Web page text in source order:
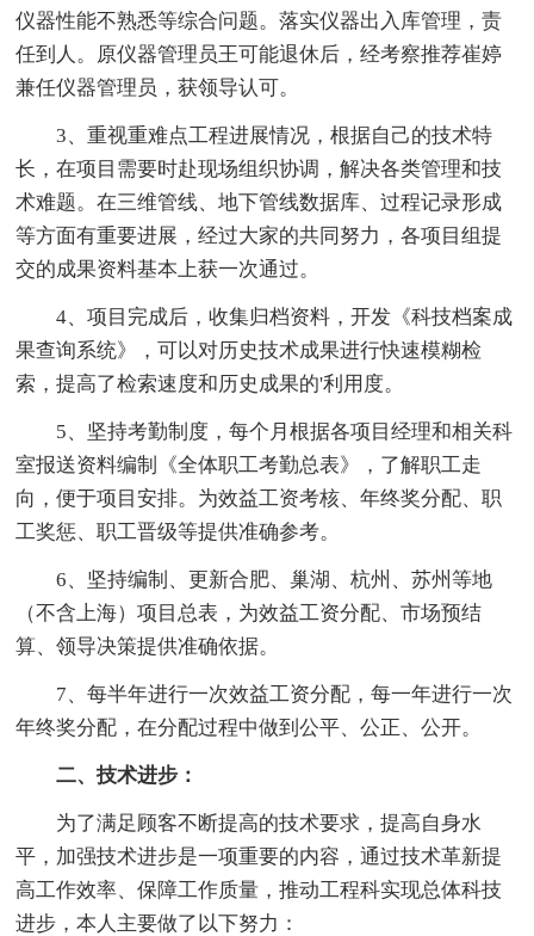
仪器性能不熟悉等综合问题。落实仪器出入库管理，责
任到人。原仪器管理员王可能退休后，经考察推荐崔婷
兼任仪器管理员，获领导认可。
3、重视重难点工程进展情况，根据自己的技术特
长，在项目需要时赴现场组织协调，解决各类管理和技
术难题。在三维管线、地下管线数据库、过程记录形成
等方面有重要进展，经过大家的共同努力，各项目组提
交的成果资料基本上获一次通过。
4、项目完成后，收集归档资料，开发《科技档案成
果查询系统》，可以对历史技术成果进行快速模糊检
索，提高了检索速度和历史成果的'利用度。
5、坚持考勤制度，每个月根据各项目经理和相关科
室报送资料编制《全体职工考勤总表》，了解职工走
向，便于项目安排。为效益工资考核、年终奖分配、职
工奖惩、职工晋级等提供准确参考。
6、坚持编制、更新合肥、巢湖、杭州、苏州等地
（不含上海）项目总表，为效益工资分配、市场预结
算、领导决策提供准确依据。
7、每半年进行一次效益工资分配，每一年进行一次
年终奖分配，在分配过程中做到公平、公正、公开。
二、技术进步：
为了满足顾客不断提高的技术要求，提高自身水
平，加强技术进步是一项重要的内容，通过技术革新提
高工作效率、保障工作质量，推动工程科实现总体科技
进步，本人主要做了以下努力：